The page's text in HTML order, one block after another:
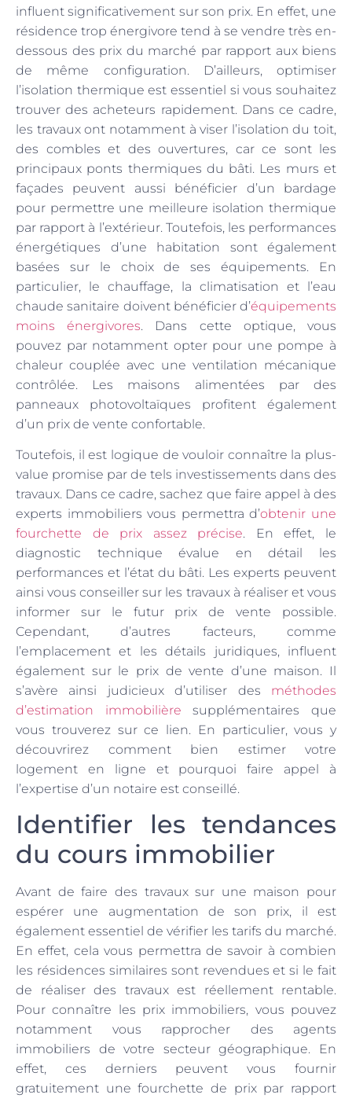
influent significativement sur son prix. En effet, une
résidence trop énergivore tend à se vendre très en-
dessous des prix du marché par rapport aux biens
de même configuration. D’ailleurs, optimiser
l’isolation thermique est essentiel si vous souhaitez
trouver des acheteurs rapidement. Dans ce cadre,
les travaux ont notamment à viser l’isolation du toit,
des combles et des ouvertures, car ce sont les
principaux ponts thermiques du bâti. Les murs et
façades peuvent aussi bénéficier d’un bardage
pour permettre une meilleure isolation thermique
par rapport à l’extérieur. Toutefois, les performances
énergétiques d’une habitation sont également
basées sur le choix de ses équipements. En
particulier, le chauffage, la climatisation et l’eau
chaude sanitaire doivent bénéficier d’équipements
moins énergivores. Dans cette optique, vous
pouvez par notamment opter pour une pompe à
chaleur couplée avec une ventilation mécanique
contrôlée. Les maisons alimentées par des
panneaux photovoltaïques profitent également
d’un prix de vente confortable.
Toutefois, il est logique de vouloir connaître la plus-
value promise par de tels investissements dans des
travaux. Dans ce cadre, sachez que faire appel à des
experts immobiliers vous permettra d’obtenir une
fourchette de prix assez précise. En effet, le
diagnostic technique évalue en détail les
performances et l’état du bâti. Les experts peuvent
ainsi vous conseiller sur les travaux à réaliser et vous
informer sur le futur prix de vente possible.
Cependant, d’autres facteurs, comme
l’emplacement et les détails juridiques, influent
également sur le prix de vente d’une maison. Il
s’avère ainsi judicieux d’utiliser des méthodes
d’estimation immobilière supplémentaires que
vous trouverez sur ce lien. En particulier, vous y
découvrirez comment bien estimer votre
logement en ligne et pourquoi faire appel à
l’expertise d’un notaire est conseillé.
Identifier les tendances
du cours immobilier
Avant de faire des travaux sur une maison pour
espérer une augmentation de son prix, il est
également essentiel de vérifier les tarifs du marché.
En effet, cela vous permettra de savoir à combien
les résidences similaires sont revendues et si le fait
de réaliser des travaux est réellement rentable.
Pour connaître les prix immobiliers, vous pouvez
notamment vous rapprocher des agents
immobiliers de votre secteur géographique. En
effet, ces derniers peuvent vous fournir
gratuitement une fourchette de prix par rapport